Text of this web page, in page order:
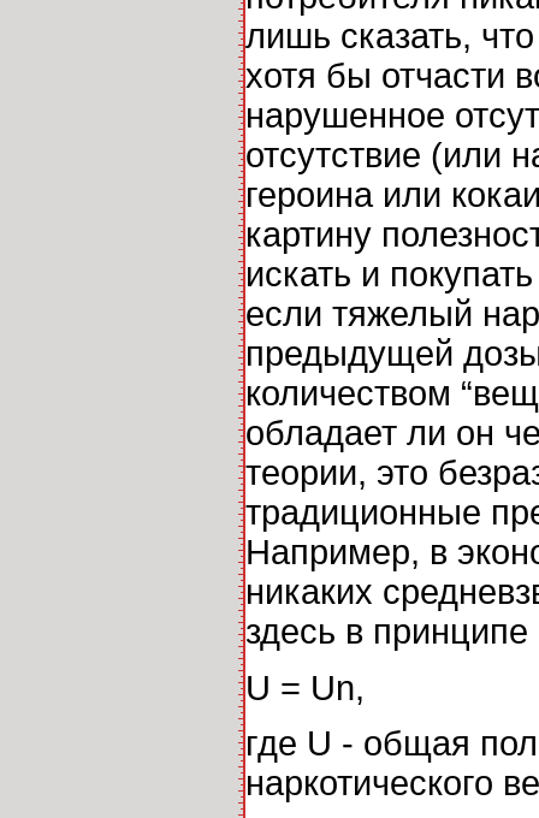
лишь сказать,
хотя бы отчасти
нарушенное
отсутствие (или
героина или
картину
искать и
если тяжелый
предыдущей дозы
количеством
обладает ли он
теории, это
традиционные
Например, в
никаких
здесь в
U = Un,
где U - общая
наркотического